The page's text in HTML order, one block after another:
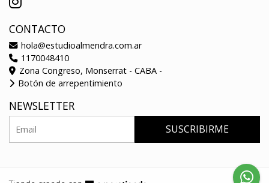
CONTACTO
hola@estudioalmendra.com.ar
1170048410
Zona Congreso, Monserrat - CABA -
Botón de arrepentimiento
NEWSLETTER
SUSCRIBIRME